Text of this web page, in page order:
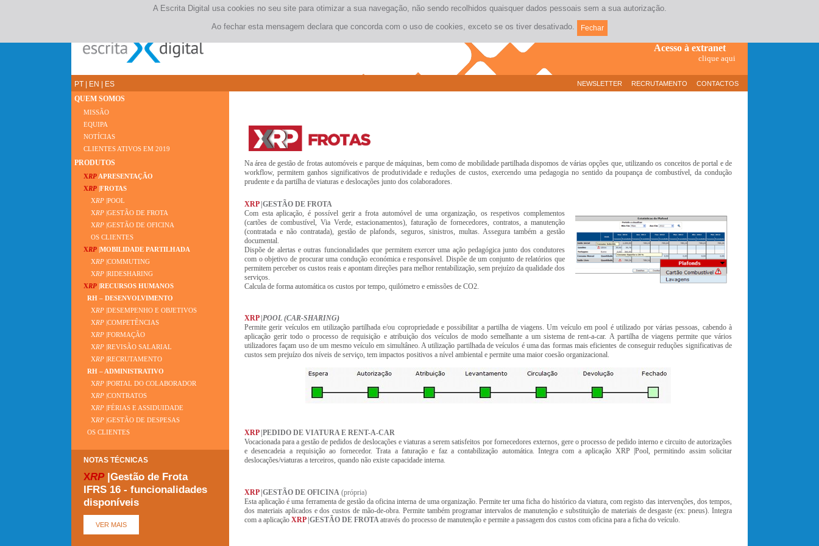
(+351) 21 381 17 10
Contacte-nos
A Escrita Digital usa cookies no seu site para otimizar a sua navegação, não sendo recolhidos quaisquer dados pessoais sem a sua autorização.
Ao fechar esta mensagem declara que concorda com o uso de cookies, exceto se os tiver desativado.
Fechar
Acesso à extranet
clique aqui
PT EN ES NEWSLETTER RECRUTAMENTO CONTACTOS
QUEM SOMOS
MISSÃO
EQUIPA
NOTÍCIAS
CLIENTES ATIVOS EM 2019
PRODUTOS
XRP APRESENTAÇÃO
XRP |FROTAS
XRP |POOL
XRP |GESTÃO DE FROTA
XRP |GESTÃO DE OFICINA
OS CLIENTES
XRP |MOBILIDADE PARTILHADA
XRP |COMMUTING
XRP |RIDESHARING
XRP |RECURSOS HUMANOS
RH – DESENVOLVIMENTO
XRP |DESEMPENHO E OBJETIVOS
XRP |COMPETÊNCIAS
XRP |FORMAÇÃO
XRP |REVISÃO SALARIAL
XRP |RECRUTAMENTO
RH – ADMINISTRATIVO
XRP |PORTAL DO COLABORADOR
XRP |CONTRATOS
XRP |FÉRIAS E ASSIDUIDADE
XRP |GESTÃO DE DESPESAS
OS CLIENTES
NOTAS TÉCNICAS
XRP|Gestão de Frota
IFRS 16 - funcionalidades
disponíveis
Na área de gestão de frotas automóveis e parque de máquinas, bem como de mobilidade partilhada dispomos de várias opções que, utilizando os conceitos de portal e de
workflow, permitem ganhos significativos de produtividade e reduções de custos, exercendo uma pedagogia no sentido da poupança de combustível, da condução
prudente e da partilha de viaturas e deslocações junto dos colaboradores.
XRP |GESTÃO DE FROTA
Com esta aplicação, é possível gerir a frota automóvel de uma organização, os respetivos complementos
(cartões de combustível, Via Verde, estacionamentos), faturação de fornecedores, contratos, a manutenção
(contratada e não contratada), gestão de plafonds, seguros, sinistros, multas. Assegura também a gestão
documental.
Dispõe de alertas e outras funcionalidades que permitem exercer uma ação pedagógica junto dos condutores
com o objetivo de procurar uma condução económica e responsável. Dispõe de um conjunto de relatórios que
permitem perceber os custos reais e apontam direções para melhor rentabilização, sem prejuízo da qualidade dos
serviços.
Calcula de forma automática os custos por tempo, quilómetro e emissões de CO2.
XRP| POOL (CAR-SHARING)
Permite gerir veículos em utilização partilhada e/ou copropriedade e possibilitar a partilha de viagens. Um veículo em pool é utilizado por várias pessoas, cabendo à
aplicação gerir todo o processo de requisição e atribuição dos veículos de modo semelhante a um sistema de rent-a-car. A partilha de viagens permite que vários
utilizadores façam uso de um mesmo veículo em simultâneo. A utilização partilhada de veículos é uma das formas mais eficientes de conseguir reduções significativas de
custos sem prejuízo dos níveis de serviço, tem impactos positivos a nível ambiental e permite uma maior coesão organizacional.
XRP |PEDIDO DE VIATURA E RENT-A-CAR
Vocacionada para a gestão de pedidos de deslocações e viaturas a serem satisfeitos por fornecedores externos, gere o processo de pedido interno e circuito de autorizações
e desencadeia a requisição ao fornecedor. Trata a faturação e faz a contabilização automática. Integra com a aplicação XRP |Pool, permitindo assim solicitar
deslocações/viaturas a terceiros, quando não existe capacidade interna.
XRP |GESTÃO DE OFICINA (própria)
Esta aplicação é uma ferramenta de gestão da oficina interna de uma organização. Permite ter uma ficha do histórico da viatura, com registo das intervenções, dos tempos,
dos materiais aplicados e dos custos de mão-de-obra. Permite também programar intervalos de manutenção e substituição de materiais de desgaste (ex: pneus). Integra
com a aplicação XRP |GESTÃO DE FROTAatravés do processo de manutenção e permite a passagem dos custos com oficina para a ficha do veículo.